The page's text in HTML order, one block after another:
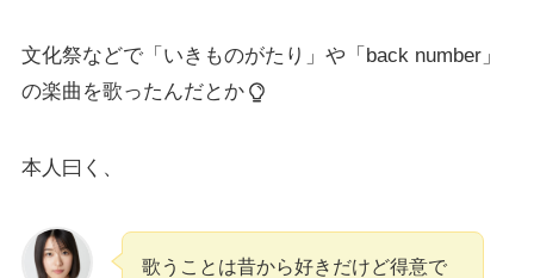
文化祭などで「いきものがたり」や「back number」
の楽曲を歌ったんだとか
本人曰く、
歌うことは昔から好きだけど得意で